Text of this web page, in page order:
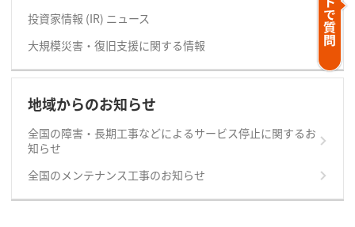
投資家情報 (IR) ニュース
大規模災害・復旧支援に関する情報
地域からのお知らせ
全国の障害・長期工事などによるサービス停止に関するお
知らせ
全国のメンテナンス工事のお知らせ